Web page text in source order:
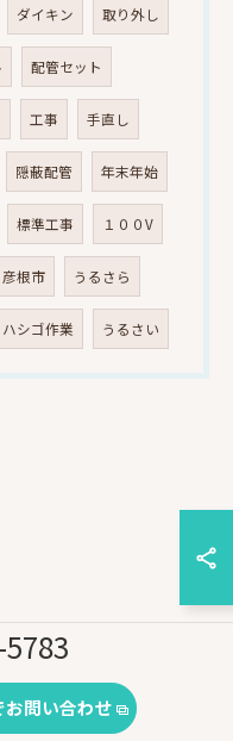
ダイキン 取り外し
配管セット
工事 手直し
隠蔽配管 年末年始
標準工事 １００V
彦根市 うるさら
ハシゴ作業 うるさい
お問い合わせ